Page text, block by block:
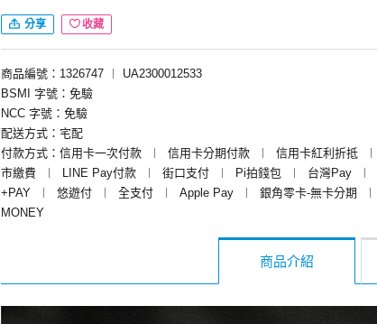
分享 收藏
商品編號：1326747 ︱
UA2300012533
BSMI 字號：免驗
NCC 字號：免驗
配送方式：宅配
付款方式：信用卡一次付款
︱ 信用卡分期付款 ︱ 信用卡紅利折抵 ︱
市繳費
︱ LINE Pay付款 ︱ 街口支付 ︱ Pi拍錢包 ︱ 台灣Pay ︱
+PAY
︱ 悠遊付 ︱ 全支付 ︱ Apple Pay ︱ 銀角零卡-無卡分期 ︱
MONEY
商品介紹